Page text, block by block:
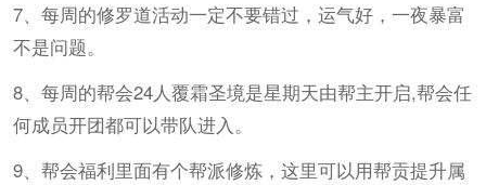
7、每周的修罗道活动一定不要错过，运气好，一夜暴富
不是问题。
8、每周的帮会24人覆霜圣境是星期天由帮主开启,帮会任
何成员开团都可以带队进入。
9、帮会福利里面有个帮派修炼，这里可以用帮贡提升属